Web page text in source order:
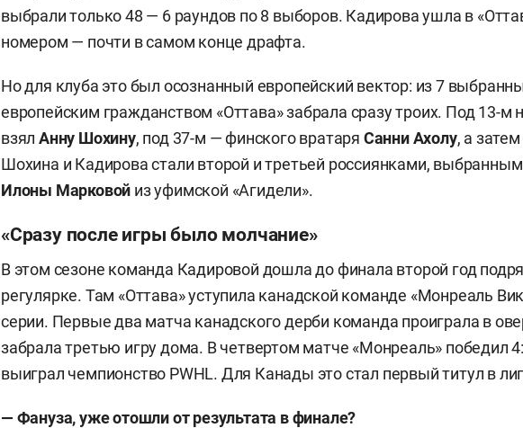
выбрали только 48 — 6 раундов по 8 выборов. Кадирова ушла в
номером — почти в самом конце драфта.
Но для клуба это был осознанный европейский вектор: из 7
европейским гражданством «Оттава» забрала сразу троих. Под 13-м
взял Анну Шохину, под 37-м — финского вратаря Санни Ахолу, а
Шохина и Кадирова стали второй и третьей россиянками,
Илоны Марковой из уфимской «Агидели».
«Сразу после игры было молчание»
В этом сезоне команда Кадировой дошла до финала второй год
регулярке. Там «Оттава» уступила канадской команде «Монреаль
серии. Первые два матча канадского дерби команда проиграла в
забрала третью игру дома. В четвертом матче «Монреаль» победил
выиграл чемпионство PWHL. Для Канады это стал первый титул в
— Фануза, уже отошли от результата в финале?